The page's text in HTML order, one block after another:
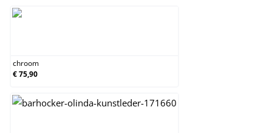
chroom
€ 75,90